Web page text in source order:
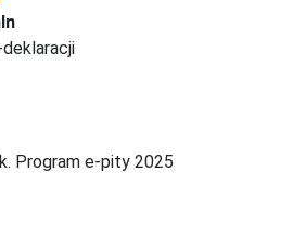
Program e-pity 2025